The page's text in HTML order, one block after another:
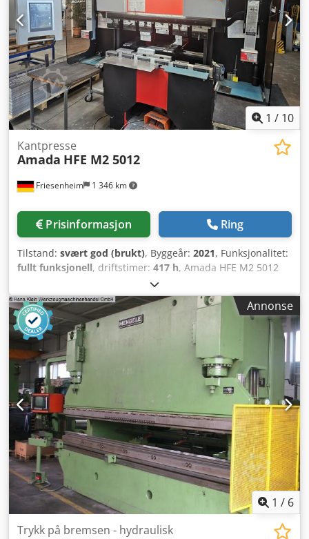
1 / 10
Friesenheim 1 346 km
Kantpresse
Amada HFE M2 5012
Prisinformasjon Ring
Tilstand: svært god (brukt), Byggeår: 2021, Funksjonalitet:
fullt funksjonell, driftstimer: 417 h, Amada HFE M2 5012
kantpresse (2021) Produsent: Amada Csdpfx Asy Twk Hef
Herf Type: HFE M2 5012 kantpresse Tilstand: brukt, i
produksjon under strøm Årsmodell: 10/2020 Innsatstimer:
6830t Arbstimer: 417t (maskinen er fortsatt i bruk)
Presskraft (kN): 500 Pressbjelkelengde (mm): 1270 Avstand
mellom stativer (mm): 1035 Slag (mm): 150 Åpningsbredde
uten stempelholder (mm): 480 Dybde (mm): 100
Arbeidshøyde (mm): 920 Arbeidshastighet (mm/sek): 15
Matehastighet (mm/sek): 185 Åpningshastighet (mm/sek):
185 Mål: Lengde (mm): 2585 Bredde (mm): 2190 Høyde
(mm): 2420 Vekt (kg): 3600 Video tilgjengelig.
Annonse
1 / 6
Trykk på bremsen - hydraulisk